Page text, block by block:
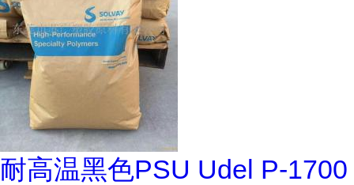
耐高温黑色PSU Udel P-1700